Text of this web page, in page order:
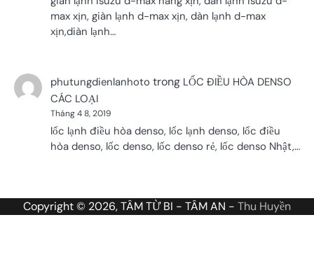
max xịn, giàn lạnh d-max xịn, dàn lạnh d-max
xịn,diàn lạnh…
phutungdienlanhoto trong LỐC ĐIỀU HÒA DENSO
CÁC LOẠI
Tháng 4 8, 2019
lốc lạnh điều hòa denso, lốc lạnh denso, lốc điều
hòa denso, lốc denso, lốc denso rẻ, lốc denso Nhật,…
Copyright © 2026, TÂM TỪ BI - TÂM AN - Thu Huyền